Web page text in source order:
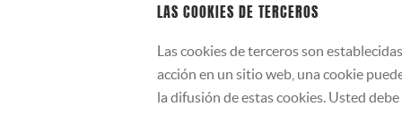
LAS COOKIES DE TERCEROS
Las cookies de terceros son
acción en un sitio web, una cookie
la difusión de estas cookies. Usted